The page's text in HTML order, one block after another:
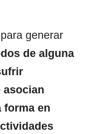
generar
de alguna
asocian
forma en